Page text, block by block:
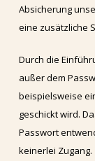
Absicherung
eine zusätzliche
Durch die
außer dem
beispielsweise
geschickt wird.
Passwort
keinerlei Zugang.